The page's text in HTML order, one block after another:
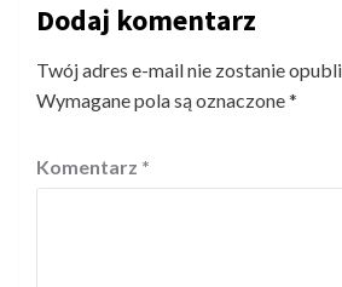
Dodaj komentarz
Twój adres e-mail nie zostanie
Wymagane pola są oznaczone*
Komentarz *